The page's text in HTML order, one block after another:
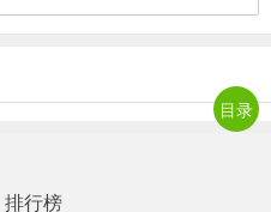
道角色怎么快速升级？这个是很
个角色都有有对应作用的，所以
排行榜
目录